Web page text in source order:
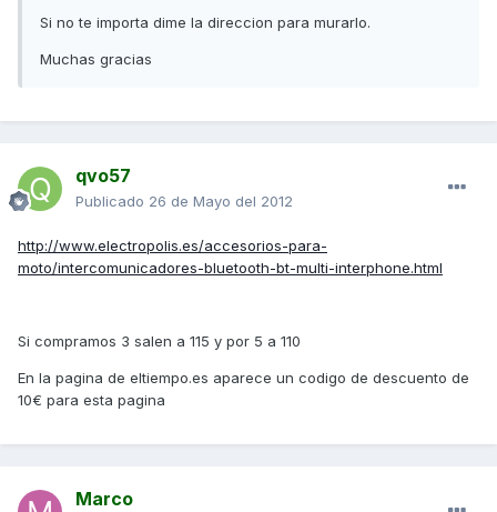
Si no te importa dime la direccion para murarlo.
Muchas gracias
qvo57
Publicado 26 de Mayo del 2012
http://www.electropolis.es/accesorios-para-
moto/intercomunicadores-bluetooth-bt-multi-interphone.html
Si compramos 3 salen a 115 y por 5 a 110
En la pagina de eltiempo.es aparece un codigo de descuento de
10€ para esta pagina
Marco